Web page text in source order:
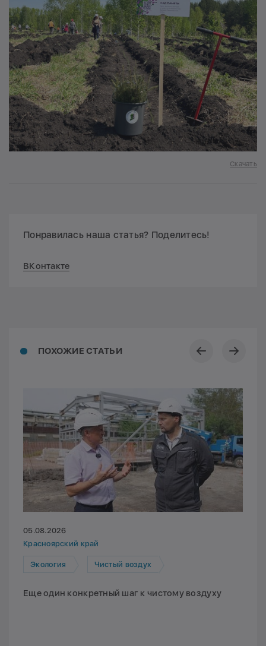
Скачать
Понравилась наша статья? Поделитесь!
ВКонтакте
ПОХОЖИЕ СТАТЬИ
05.08.2026
Красноярский край
Экология Чистый воздух
Еще один конкретный шаг к чистому воздуху